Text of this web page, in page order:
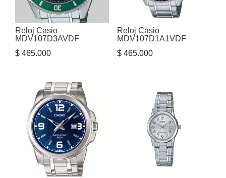
Reloj Casio
MDV107D3AVDF
$ 465.000
Reloj Casio
MDV107D1A1VDF
$465.000